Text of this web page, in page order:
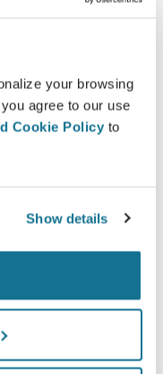
your browsing
agree to our use
Cookie Policy to
Show details
durante la visita